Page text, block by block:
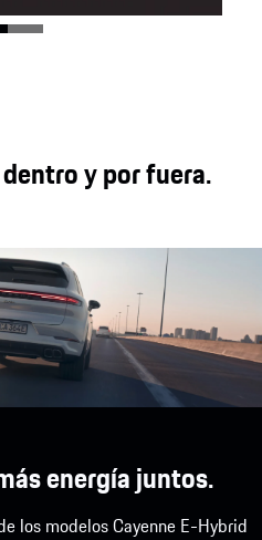
rendimiento del sistema
con el motor eléctrico
dimensión de
evolucionado transfiere
y por fuera.
energía juntos.
los modelos Cayenne E-Hybrid